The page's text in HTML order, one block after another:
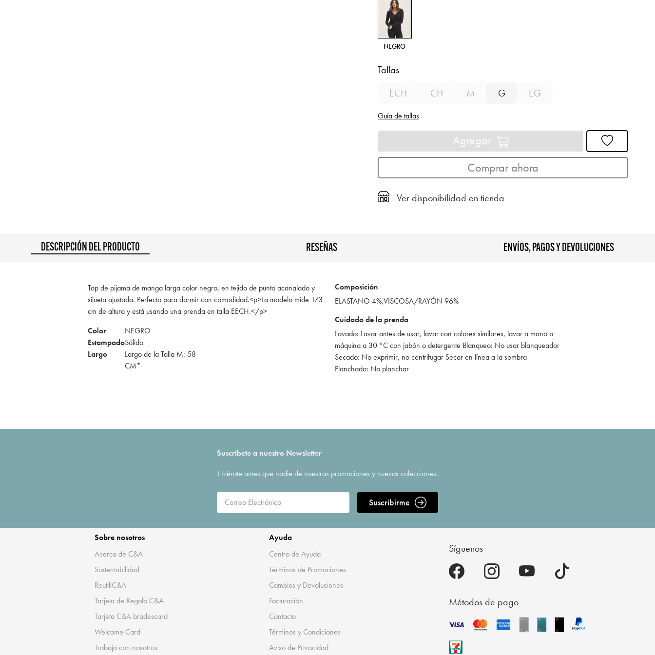
NEGRO
Tallas
ECH
CH M G EG
Guía de tallas
Agregar
Comprar ahora
Ver disponibilidad en tienda
DESCRIPCIÓN DEL PRODUCTO RESEÑAS ENVÍOS, PAGOS Y DEVOLUCIONES
Top de pijama de manga larga color negro, en tejido de punto acanalado y
silueta ajustada. Perfecto para dormir con comodidad.<p>La modelo mide 173
cm de altura y está usando una prenda en talla EECH.</p>
Color
NEGRO
EstampadoSólido
Largo
Largo de la Talla M: 58
CM*
Composición
ELASTANO 4%,VISCOSA/RAYÓN 96%
Cuidado de la prenda
Lavado: Lavar antes de usar, lavar con colores similares, lavar a mano o
máquina a 30 °C con jabón o detergente Blanqueo: No usar blanqueador
Secado: No exprimir, no centrifugar Secar en línea a la sombra
Planchado: No planchar
Suscríbete a nuestro Newsletter
Entérate antes que nadie de nuestras promociones y nuevas colecciones.
Suscribirme
Sobre nosotros
Acerca de C&A
Sustentabilidad
ReutiliC&A
Tarjeta de Regalo C&A
Tarjeta C&A bradescard
Welcome Card
Trabaja con nosotros
Ayuda
Centro de Ayuda
Términos de Promociones
Cambios y Devoluciones
Facturación
Contacto
Términos y Condiciones
Aviso de Privacidad
Síguenos
Métodos de pago